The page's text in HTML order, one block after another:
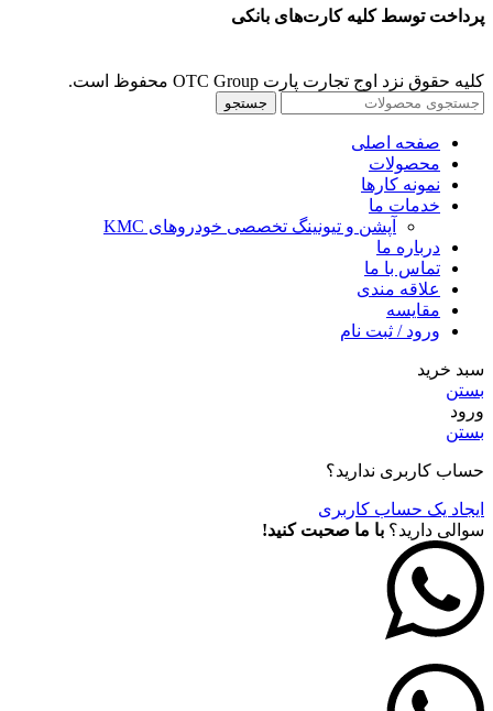
پرداخت توسط کلیه کارت‌های بانکی
کلیه حقوق نزد اوج تجارت پارت OTC Group محفوظ است.
جستجو
صفحه اصلی
محصولات
نمونه کارها
خدمات ما
آپشن و تیونینگ تخصصی خودروهای KMC
درباره ما
تماس با ما
علاقه مندی
مقايسه
ورود / ثبت نام
سبد خرید
بستن
ورود
بستن
حساب کاربری ندارید؟
ایجاد یک حساب کاربری
سوالی دارید؟ با ما صحبت کنید!